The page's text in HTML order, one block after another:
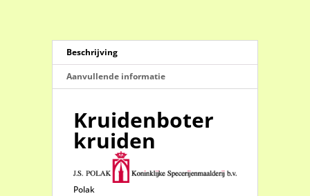
Beschrijving
Aanvullende informatie
Kruidenboter
kruiden
Polak